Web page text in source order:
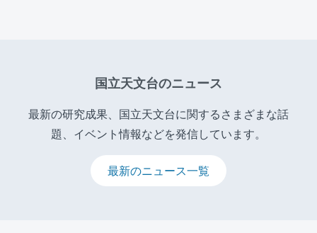
国立天文台のニュース
最新の研究成果、国立天文台に関するさまざまな話
題、イベント情報などを発信しています。
最新のニュース一覧